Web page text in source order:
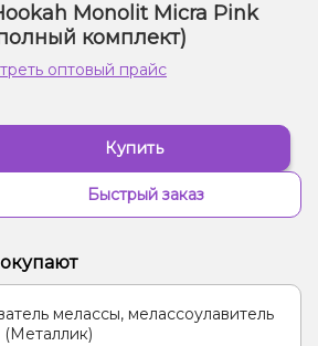
Monolit Micra Pink
комплект)
оптовый прайс
Купить
Быстрый заказ
мелассы, мелассоулавитель
(Металлик)